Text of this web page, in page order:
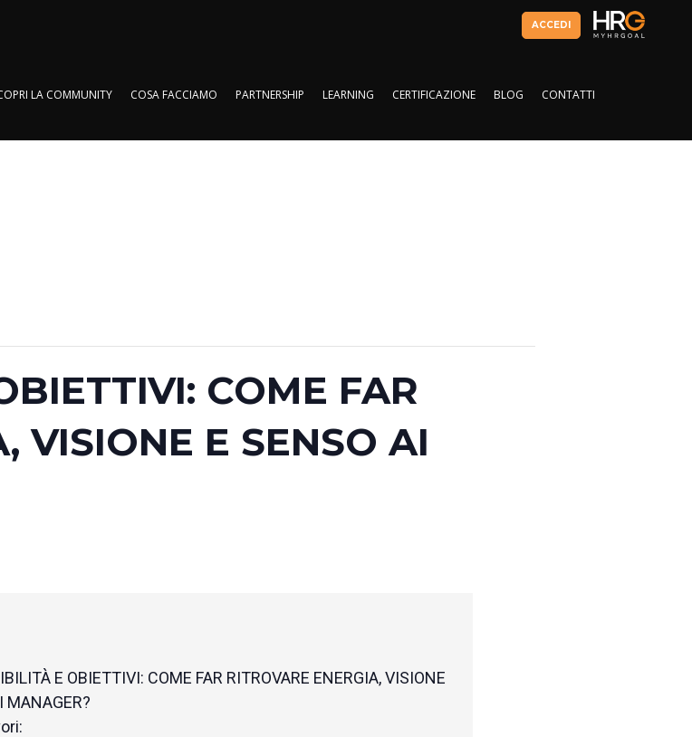
ACCEDI
LA COMMUNITY COSA FACCIAMO PARTNERSHIP LEARNING CERTIFICAZIONE BLOG CONTATTI
COME FAR
VISIONE E SENSO AI
E OBIETTIVI: COME FAR RITROVARE ENERGIA, VISIONE
MANAGER?
BLOG CONTATTI